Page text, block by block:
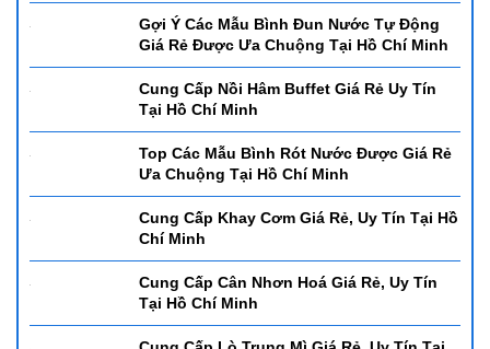
Ưa Chuộng Tại Hồ Chí Minh
Cung Cấp Xe Dọn Vệ Sinh Cho Nhà Hàng,
Khách sạn Giá Rẻ Tại Hồ Chí Minh
Cung Cấp Bục Phát Biểu Giá Rẻ, Uy Tín
Hướng Dẫn Lựa Chọn Chất Lượng Xoong